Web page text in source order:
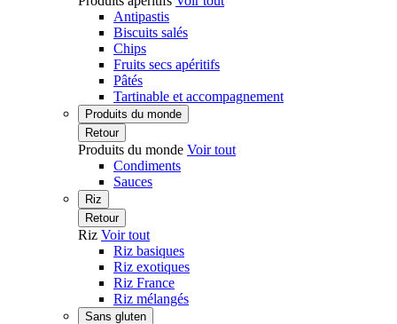
Antipastis
Biscuits salés
Chips
Fruits secs apéritifs
Pâtés
Tartinable et accompagnement
Produits du monde
Retour
Produits du monde Voir tout
Condiments
Sauces
Riz
Retour
Riz Voir tout
Riz basiques
Riz exotiques
Riz France
Riz mélangés
Sans gluten